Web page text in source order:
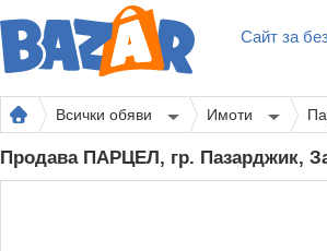
Сайт за
Всички обяви Имоти
Продава ПАРЦЕЛ, гр. Пазарджик,